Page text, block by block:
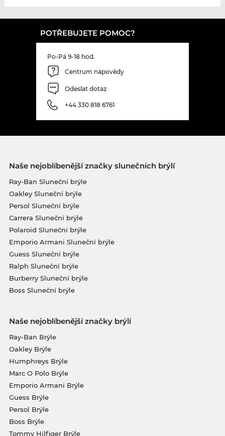
POTŘEBUJETE POMOC?
Po-Pá 9-18 hod.
Centrum nápovědy
Odeslat dotaz
+44 330 818 6761
Naše nejoblíbenější značky slunečních brýlí
Ray-Ban Sluneční brýle
Oakley Sluneční brýle
Persol Sluneční brýle
Carrera Sluneční brýle
Polaroid Sluneční brýle
Emporio Armani Sluneční brýle
Guess Sluneční brýle
Ralph Sluneční brýle
Burberry Sluneční brýle
Boss Sluneční brýle
Naše nejoblíbenější značky brýlí
Ray-Ban Brýle
Oakley Brýle
Humphreys Brýle
Marc O Polo Brýle
Emporio Armani Brýle
Guess Brýle
Persol Brýle
Boss Brýle
Tommy Hilfiger Brýle